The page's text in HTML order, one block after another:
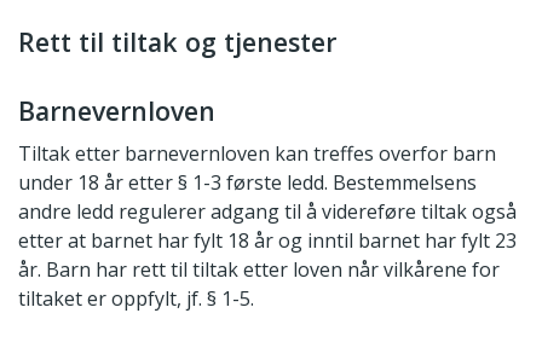
Rett til tiltak og tjenester
Barnevernloven
Tiltak etter barnevernloven kan treffes overfor barn
under 18 år etter § 1-3 første ledd. Bestemmelsens
andre ledd regulerer adgang til å videreføre tiltak også
etter at barnet har fylt 18 år og inntil barnet har fylt 23
år. Barn har rett til tiltak etter loven når vilkårene for
tiltaket er oppfylt, jf. § 1-5.